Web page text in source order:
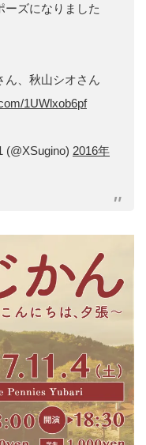
ーズになりました
ん、秋山シオさん
1UWlxob6pf
(@XSugino) 2016年